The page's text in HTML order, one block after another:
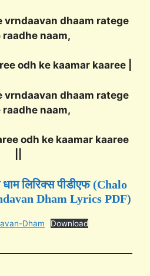
vrndaavan dhaam ratege
raadhe naam,
odh ke kaamar kaaree |
vrndaavan dhaam ratege
raadhe naam,
odh ke kaamar kaaree
लिरिक्स पीडीएफ (Chalo
Dham Lyrics PDF)
Dham Download